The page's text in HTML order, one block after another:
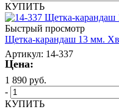
КУПИТЬ
Быстрый просмотр
Щетка-карандаш 13 мм.
Артикул: 14-337
Цена:
1 890 руб.
-
КУПИТЬ